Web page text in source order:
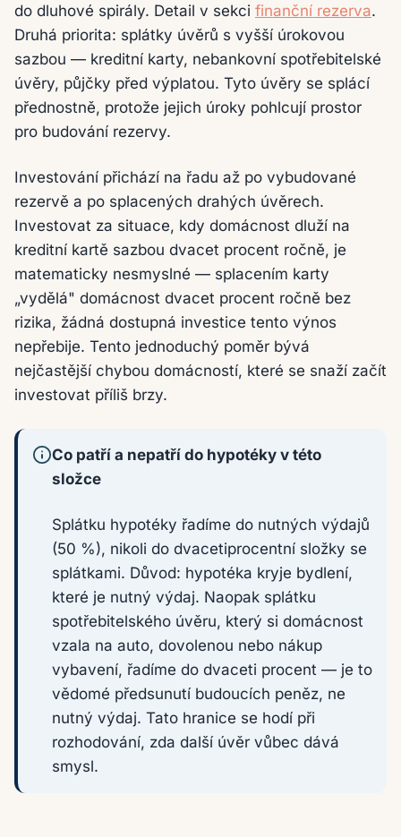
do dluhové spirály. Detail v sekci finanční rezerva.
Druhá priorita: splátky úvěrů s vyšší úrokovou
sazbou — kreditní karty, nebankovní spotřebitelské
úvěry, půjčky před výplatou. Tyto úvěry se splácí
přednostně, protože jejich úroky pohlcují prostor
pro budování rezervy.
Investování přichází na řadu až po vybudované
rezervě a po splacených drahých úvěrech.
Investovat za situace, kdy domácnost dluží na
kreditní kartě sazbou dvacet procent ročně, je
matematicky nesmyslné — splacením karty
„vydělá" domácnost dvacet procent ročně bez
rizika, žádná dostupná investice tento výnos
nepřebije. Tento jednoduchý poměr bývá
nejčastější chybou domácností, které se snaží začít
investovat příliš brzy.
Co patří a nepatří do hypotéky v této
složce
Splátku hypotéky řadíme do nutných výdajů
(50 %), nikoli do dvacetiprocentní složky se
splátkami. Důvod: hypotéka kryje bydlení,
které je nutný výdaj. Naopak splátku
spotřebitelského úvěru, který si domácnost
vzala na auto, dovolenou nebo nákup
vybavení, řadíme do dvaceti procent — je to
vědomé předsunutí budoucích peněz, ne
nutný výdaj. Tato hranice se hodí při
rozhodování, zda další úvěr vůbec dává
smysl.